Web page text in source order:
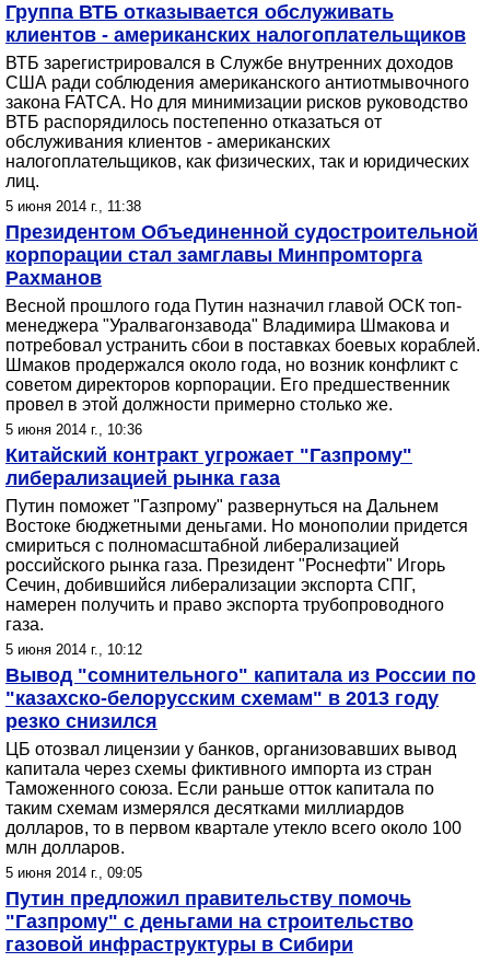
Группа ВТБ отказывается обслуживать
клиентов - американских налогоплательщиков
ВТБ зарегистрировался в Службе внутренних доходов
США ради соблюдения американского антиотмывочного
закона FATCA. Но для минимизации рисков руководство
ВТБ распорядилось постепенно отказаться от
обслуживания клиентов - американских
налогоплательщиков, как физических, так и юридических
лиц.
5 июня 2014 г., 11:38
Президентом Объединенной судостроительной
корпорации стал замглавы Минпромторга
Рахманов
Весной прошлого года Путин назначил главой ОСК топ-
менеджера "Уралвагонзавода" Владимира Шмакова и
потребовал устранить сбои в поставках боевых кораблей.
Шмаков продержался около года, но возник конфликт с
советом директоров корпорации. Его предшественник
провел в этой должности примерно столько же.
5 июня 2014 г., 10:36
Китайский контракт угрожает "Газпрому"
либерализацией рынка газа
Путин поможет "Газпрому" развернуться на Дальнем
Востоке бюджетными деньгами. Но монополии придется
смириться с полномасштабной либерализацией
российского рынка газа. Президент "Роснефти" Игорь
Сечин, добившийся либерализации экспорта СПГ,
намерен получить и право экспорта трубопроводного
газа.
5 июня 2014 г., 10:12
Вывод "сомнительного" капитала из России по
"казахско-белорусским схемам" в 2013 году
резко снизился
ЦБ отозвал лицензии у банков, организовавших вывод
капитала через схемы фиктивного импорта из стран
Таможенного союза. Если раньше отток капитала по
таким схемам измерялся десятками миллиардов
долларов, то в первом квартале утекло всего около 100
млн долларов.
5 июня 2014 г., 09:05
Путин предложил правительству помочь
"Газпрому" с деньгами на строительство
газовой инфраструктуры в Сибири